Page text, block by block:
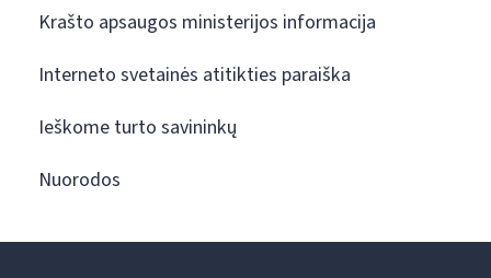
Krašto apsaugos ministerijos informacija
Interneto svetainės atitikties paraiška
Ieškome turto savininkų
Nuorodos